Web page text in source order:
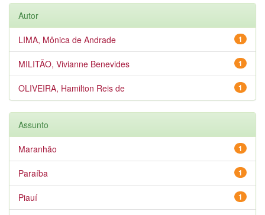
Autor
1
LIMA, Mônica de Andrade
1
MILITÃO, Vivianne Benevides
1
OLIVEIRA, Hamilton Reis de
Assunto
1
Maranhão
1
Paraíba
1
Piauí